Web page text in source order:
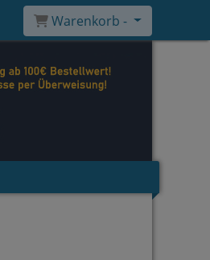
Warenkorb -